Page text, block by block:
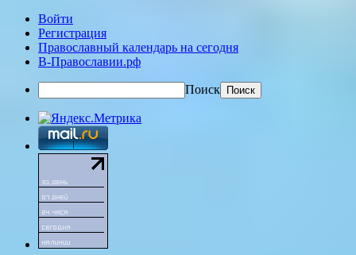
Войти
Регистрация
Православный календарь на сегодня
В-Православии.рф
Поиск